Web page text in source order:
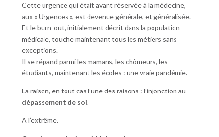
Cette urgence qui était avant réservée à la médecine,
aux « Urgences », est devenue générale, et généralisée.
Et le burn-out, initialement décrit dans la population
médicale, touche maintenant tous les métiers sans
exceptions.
Il se répand parmi les mamans, les chômeurs, les
étudiants, maintenant les écoles : une vraie pandémie.
La raison, en tout cas l’une des raisons : l’injonction au
dépassement de soi.
A l’extrême.